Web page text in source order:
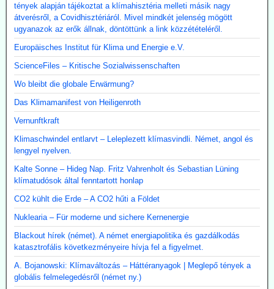
tények alapján tájékoztat a klímahisztéria melleti másik nagy
átverésről, a Covidhisztériáról. Mivel mindkét jelenség mögött
ugyanazok az erők állnak, döntöttünk a link közzétételéről.
Europäisches Institut für Klima und Energie e.V.
ScienceFiles – Kritische Sozialwissenschaften
Wo bleibt die globale Erwärmung?
Das Klimamanifest von Heiligenroth
Vernunftkraft
Klimaschwindel entlarvt – Leleplezett klímasvindli. Német, angol és
lengyel nyelven.
Kalte Sonne – Hideg Nap. Fritz Vahrenholt és Sebastian Lüning
klímatudósok által fenntartott honlap
CO2 kühlt die Erde – A CO2 hűti a Földet
Nuklearia – Für moderne und sichere Kernenergie
Blackout hírek (német). A német energiapolitika és gazdálkodás
katasztrofális következményeire hívja fel a figyelmet.
A. Bojanowski: Klímaváltozás – Háttéranyagok | Meglepő tények a
globális felmelegedésről (német ny.)